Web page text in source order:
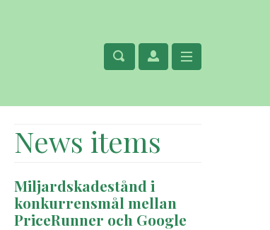
News items
Miljardskadestånd i
konkurrensmål mellan
PriceRunner och Google